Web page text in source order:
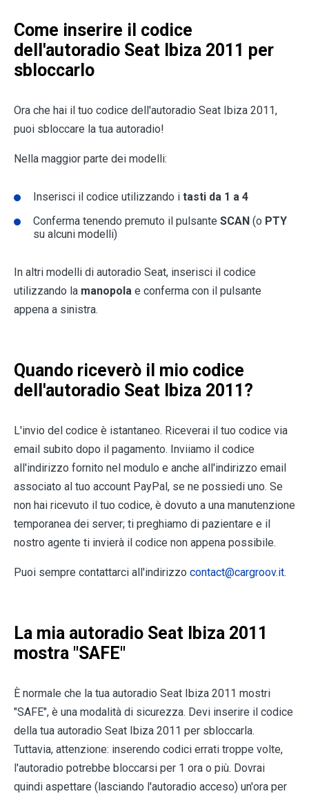
Come inserire il codice
dell'autoradio Seat Ibiza 2011 per
sbloccarlo
Ora che hai il tuo codice dell'autoradio Seat Ibiza 2011,
puoi sbloccare la tua autoradio!
Nella maggior parte dei modelli:
Inserisci il codice utilizzando i tasti da 1 a 4
Conferma tenendo premuto il pulsante SCAN (o PTY
su alcuni modelli)
In altri modelli di autoradio Seat, inserisci il codice
utilizzando la manopola e conferma con il pulsante
appena a sinistra.
Quando riceverò il mio codice
dell'autoradio Seat Ibiza 2011?
L'invio del codice è istantaneo. Riceverai il tuo codice via
email subito dopo il pagamento. Inviiamo il codice
all'indirizzo fornito nel modulo e anche all'indirizzo email
associato al tuo account PayPal, se ne possiedi uno. Se
non hai ricevuto il tuo codice, è dovuto a una manutenzione
temporanea dei server; ti preghiamo di pazientare e il
nostro agente ti invierà il codice non appena possibile.
Puoi sempre contattarci all'indirizzo contact@cargroov.it.
La mia autoradio Seat Ibiza 2011
mostra "SAFE"
È normale che la tua autoradio Seat Ibiza 2011 mostri
"SAFE", è una modalità di sicurezza. Devi inserire il codice
della tua autoradio Seat Ibiza 2011 per sbloccarla.
Tuttavia, attenzione: inserendo codici errati troppe volte,
l'autoradio potrebbe bloccarsi per 1 ora o più. Dovrai
quindi aspettare (lasciando l'autoradio acceso) un'ora per